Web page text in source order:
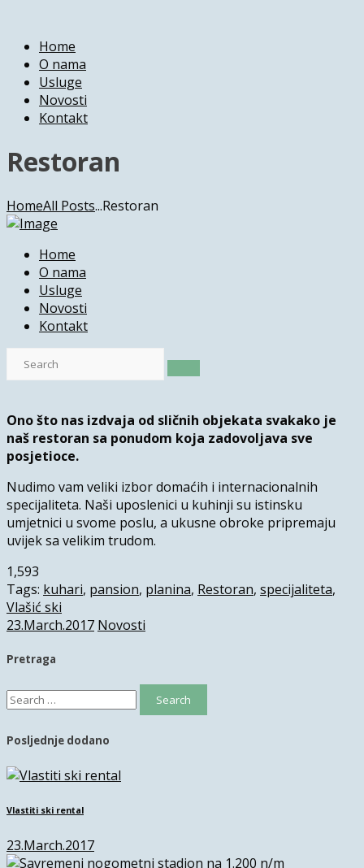
Home
O nama
Usluge
Novosti
Kontakt
Restoran
HomeAll Posts...Restoran
Home
O nama
Usluge
Novosti
Kontakt
Ono što nas izdvaja od sličnih objekata svakako je
naš restoran sa ponudom koja zadovoljava sve
posjetioce.
Nudimo vam veliki izbor domaćih i internacionalnih
specijaliteta. Naši uposlenici u kuhinji su istinsku
umjetnici u svome poslu, a ukusne obroke pripremaju
uvijek sa velikim trudom.
1,593
Tags: kuhari, pansion, planina, Restoran, specijaliteta,
Vlašić ski
23.March.2017 Novosti
Pretraga
Search
for:
Posljednje dodano
Vlastiti ski rental
23.March.2017